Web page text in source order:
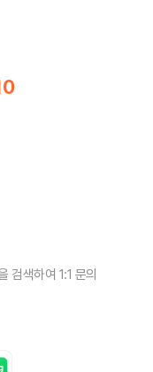
검색하여 1:1 문의